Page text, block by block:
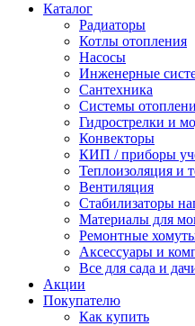
Каталог
Радиаторы
Котлы отопления
Насосы
Инженерные
Сантехника
Системы
Гидрострелки и
Конвекторы
КИП / приборы
Теплоизоляция и
Вентиляция
Стабилизаторы
Материалы для
Ремонтные
Аксессуары и
Все для сада и
Акции
Покупателю
Как купить